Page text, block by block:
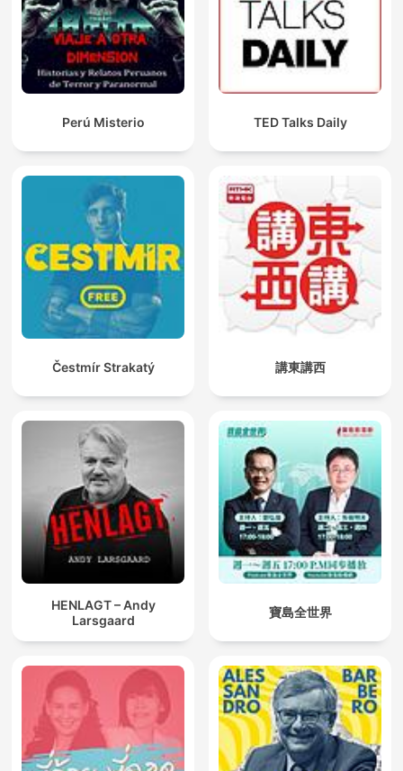
Perú Misterio TED Talks Daily
Čestmír Strakatý 講東講西
HENLAGT – Andy
Larsgaard
寶島全世界